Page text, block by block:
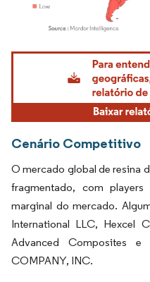
Imagem © Mordor Intelligence. O
Cenário Competitivo
O mercado global de resina
fragmentado, com
marginal do mercado.
International LLC, Hexcel
Advanced Composites e
COMPANY, INC.